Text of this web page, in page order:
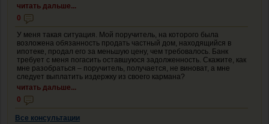
читать дальше...
0
У меня такая ситуация. Мой поручитель, на которого была
возложена обязанность продать частный дом, находящийся в
ипотеке, продал его за меньшую цену, чем требовалось. Банк
требует с меня погасить оставшуюся задолженность. Скажите, как
мне разобраться – поручитель, получается, не виноват, а мне
следует выплатить издержку из своего кармана?
читать дальше...
0
Все консультации